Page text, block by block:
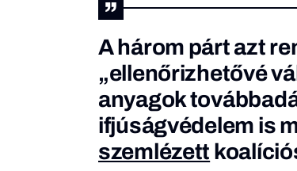
A három párt azt
„ellenőrizhetővé
anyagok
ifjúságvédelem is
szemlézett